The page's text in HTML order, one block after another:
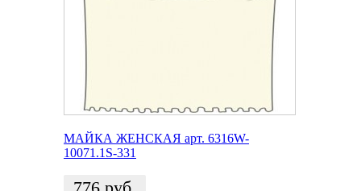
МАЙКА ЖЕНСКАЯ арт. 6316W-
10071.1S-331